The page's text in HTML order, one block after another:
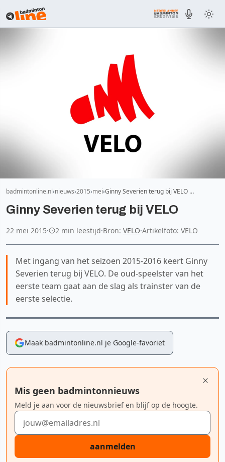
badmintonline.nl nieuws 2015 mei Ginny Severien terug bij VELO …
Ginny Severien terug bij VELO
22 mei 2015· 2 min leestijd·Bron: VELO·Artikelfoto: VELO
Met ingang van het seizoen 2015-2016 keert Ginny
Severien terug bij VELO. De oud-speelster van het
eerste team gaat aan de slag als trainster van de
eerste selectie.
Maak badmintonline.nl je Google-favoriet
Mis geen badmintonnieuws
Meld je aan voor de nieuwsbrief en blijf op de hoogte.
E-mailadres
aanmelden